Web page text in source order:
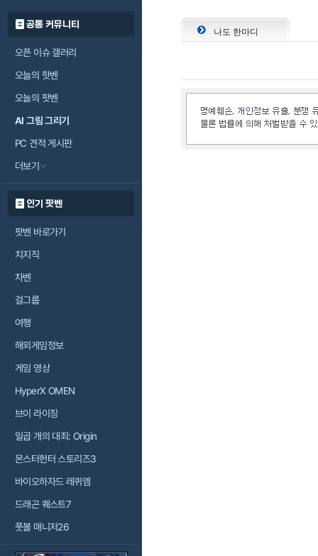
공통 커뮤니티
오픈 이슈 갤러리
오늘의 핫벤
오늘의 팟벤
AI 그림 그리기
PC 견적 게시판
더보기
인기 팟벤
팟벤 바로가기
치지직
차벤
걸그룹
여행
해외게임정보
게임 영상
HyperX OMEN
브이 라이징
일곱 개의 대죄: Origin
몬스터헌터 스토리즈3
바이오하자드 레퀴엠
드래곤 퀘스트7
풋볼 매니저26
나도 한마디